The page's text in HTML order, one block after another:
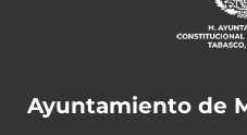
Ayuntamiento de